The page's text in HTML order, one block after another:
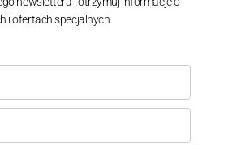
i ofertach specjalnych.